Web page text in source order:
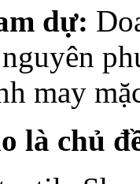
dự:
may
là chủ